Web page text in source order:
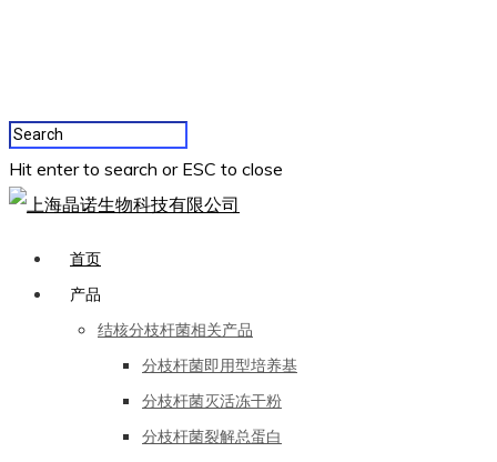
Hit enter to search or ESC to close
首页
产品
结核分枝杆菌相关产品
分枝杆菌即用型培养基
分枝杆菌灭活冻干粉
分枝杆菌裂解总蛋白